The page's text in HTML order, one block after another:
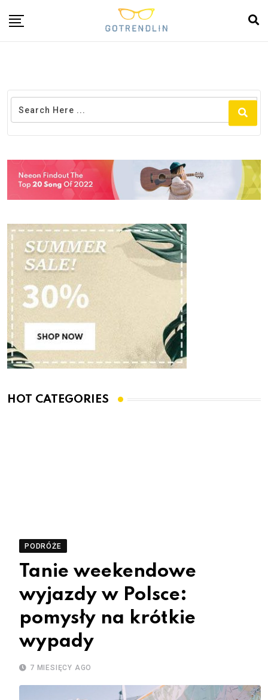
HOT CATEGORIES
PODRÓŻE
Tanie weekendowe
wyjazdy w Polsce:
pomysły na krótkie
wypady
7 MIESIĘCY AGO